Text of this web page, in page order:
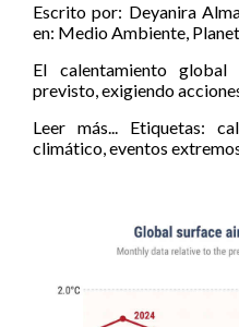
Escrito por: Deyanira
en: Medio Ambiente,
El calentamiento
previsto, exigiendo
Leer más...
Etiquetas:
climático,eventos